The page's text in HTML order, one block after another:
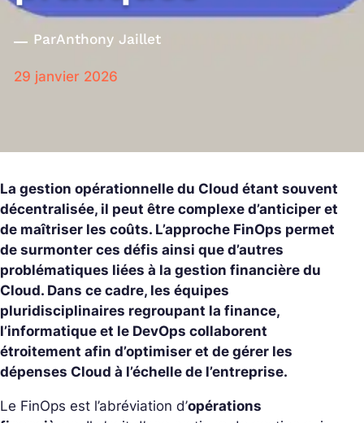
ParAnthony Jaillet
29 janvier 2026
La gestion opérationnelle du Cloud étant souvent
décentralisée, il peut être complexe d’anticiper et
de maîtriser les coûts. L’approche FinOps permet
de surmonter ces défis ainsi que d’autres
problématiques liées à la gestion financière du
Cloud. Dans ce cadre, les équipes
pluridisciplinaires regroupant la finance,
l’informatique et le DevOps collaborent
étroitement afin d’optimiser et de gérer les
dépenses Cloud à l’échelle de l’entreprise.
Le FinOps est l’abréviation d’opérations